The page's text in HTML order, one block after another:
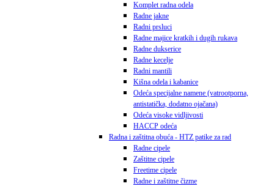
Komplet radna odela
Radne jakne
Radni prsluci
Radne majice kratkih i dugih rukava
Radne dukserice
Radne kecelje
Radni mantili
Kišna odela i kabanice
Odeća specijalne namene (vatrootporna,
antistatička, dodatno ojačana)
Odeća visoke vidljivosti
HACCP odeća
Radna i zaštitna obuća - HTZ patike za rad
Radne cipele
Zaštitne cipele
Freetime cipele
Radne i zaštitne čizme